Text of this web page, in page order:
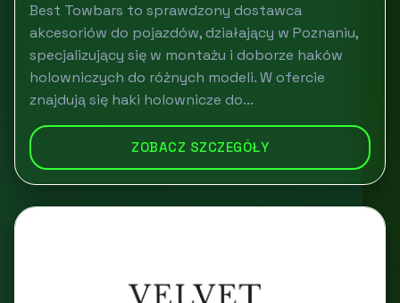
Best Towbars to sprawdzony dostawca
akcesoriów do pojazdów, działający w Poznaniu,
specjalizujący się w montażu i doborze haków
holowniczych do różnych modeli. W ofercie
znajdują się haki holownicze do...
ZOBACZ SZCZEGÓŁY